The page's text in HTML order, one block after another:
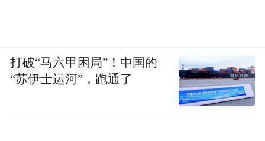
打破“马六甲困局”！中国的
“苏伊士运河”，跑通了